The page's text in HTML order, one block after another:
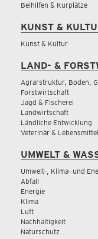
Beihilfen & Kurplätze
KUNST &
Kunst & Kultur
LAND- &
Agrarstruktur, Boden,
Forstwirtschaft
Jagd & Fischerei
Landwirtschaft
Ländliche Entwicklung
Veterinär &
UMWELT &
Umwelt-, Klima- und
Abfall
Energie
Klima
Luft
Nachhaltigkeit
Naturschutz